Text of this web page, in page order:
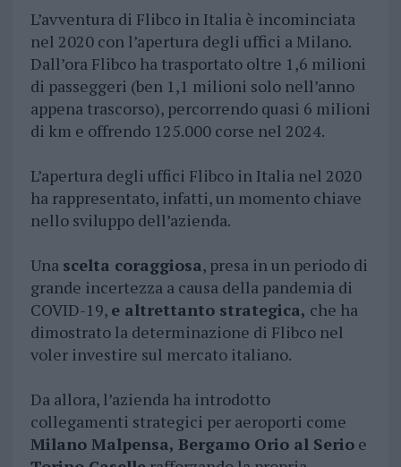
L’avventura di Flibco in Italia è incominciata
nel 2020 con l’apertura degli uffici a Milano.
Dall’ora Flibco ha trasportato oltre 1,6 milioni
di passeggeri (ben 1,1 milioni solo nell’anno
appena trascorso), percorrendo quasi 6 milioni
di km e offrendo 125.000 corse nel 2024.
L’apertura degli uffici Flibco in Italia nel 2020
ha rappresentato, infatti, un momento chiave
nello sviluppo dell’azienda.
Una scelta coraggiosa, presa in un periodo di
grande incertezza a causa della pandemia di
COVID-19, e altrettanto strategica, che ha
dimostrato la determinazione di Flibco nel
voler investire sul mercato italiano.
Da allora, l’azienda ha introdotto
collegamenti strategici per aeroporti come
Milano Malpensa, Bergamo Orio al Serioe